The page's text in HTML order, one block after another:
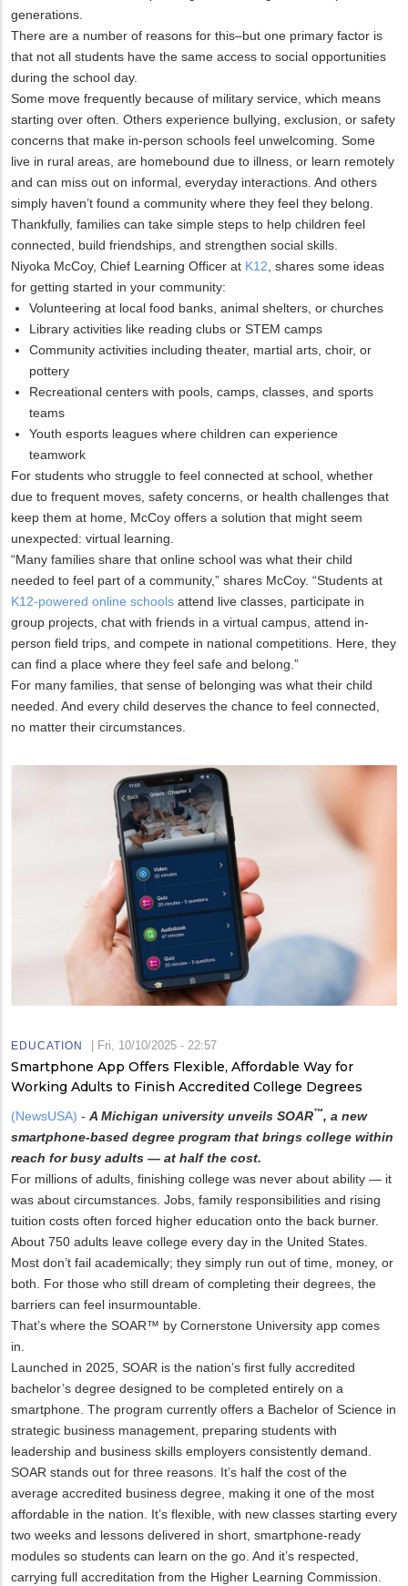
generations.
There are a number of reasons for this–but one primary factor is
that not all students have the same access to social opportunities
during the school day.
Some move frequently because of military service, which means
starting over often. Others experience bullying, exclusion, or safety
concerns that make in-person schools feel unwelcoming. Some
live in rural areas, are homebound due to illness, or learn remotely
and can miss out on informal, everyday interactions. And others
simply haven’t found a community where they feel they belong.
Thankfully, families can take simple steps to help children feel
connected, build friendships, and strengthen social skills.
Niyoka McCoy, Chief Learning Officer at K12, shares some ideas
for getting started in your community:
Volunteering at local food banks, animal shelters, or churches
Library activities like reading clubs or STEM camps
Community activities including theater, martial arts, choir, or
pottery
Recreational centers with pools, camps, classes, and sports
teams
Youth esports leagues where children can experience
teamwork
For students who struggle to feel connected at school, whether
due to frequent moves, safety concerns, or health challenges that
keep them at home, McCoy offers a solution that might seem
unexpected: virtual learning.
“Many families share that online school was what their child
needed to feel part of a community,” shares McCoy. “Students at
K12-powered online schools attend live classes, participate in
group projects, chat with friends in a virtual campus, attend in-
person field trips, and compete in national competitions. Here, they
can find a place where they feel safe and belong.”
For many families, that sense of belonging was what their child
needed. And every child deserves the chance to feel connected,
no matter their circumstances.
EDUCATION Fri, 10/10/2025 - 22:57
Smartphone App Offers Flexible, Affordable Way for
Working Adults to Finish Accredited College Degrees
(NewsUSA) - A Michigan university unveils SOAR™, a new
smartphone-based degree program that brings college within
reach for busy adults — at half the cost.
For millions of adults, finishing college was never about ability — it
was about circumstances. Jobs, family responsibilities and rising
tuition costs often forced higher education onto the back burner.
About 750 adults leave college every day in the United States.
Most don’t fail academically; they simply run out of time, money, or
both. For those who still dream of completing their degrees, the
barriers can feel insurmountable.
That’s where the SOAR™ by Cornerstone University app comes
in.
Launched in 2025, SOAR is the nation’s first fully accredited
bachelor’s degree designed to be completed entirely on a
smartphone. The program currently offers a Bachelor of Science in
strategic business management, preparing students with
leadership and business skills employers consistently demand.
SOAR stands out for three reasons. It’s half the cost of the
average accredited business degree, making it one of the most
affordable in the nation. It’s flexible, with new classes starting every
two weeks and lessons delivered in short, smartphone-ready
modules so students can learn on the go. And it’s respected,
carrying full accreditation from the Higher Learning Commission.